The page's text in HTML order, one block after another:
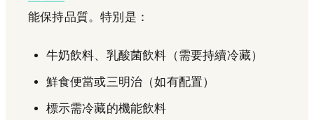
能保持品質。特別是：
牛奶飲料、乳酸菌飲料（需要持續冷藏）
鮮食便當或三明治（如有配置）
標示需冷藏的機能飲料